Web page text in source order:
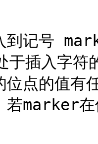
到记号
插入字符
位点的值有
若marker